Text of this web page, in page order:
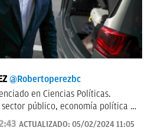
@Robertoperezbc
en Ciencias Políticas.
sector público, economía política y
e instituciones político-
Trabajó para Agencia Efe y Cope,
ACTUALIZADO: 05/02/2024 11:05